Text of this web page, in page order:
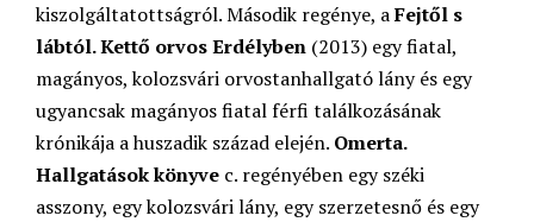
kiszolgáltatottságról. Második regénye, aFejtől s
lábtól. Kettő orvos Erdélyben (2013) egy fiatal,
magányos, kolozsvári orvostanhallgató lány és egy
ugyancsak magányos fiatal férfi találkozásának
krónikája a huszadik század elején. Omerta.
Hallgatások könyve c. regényében egy széki
asszony, egy kolozsvári lány, egy szerzetesnő és egy